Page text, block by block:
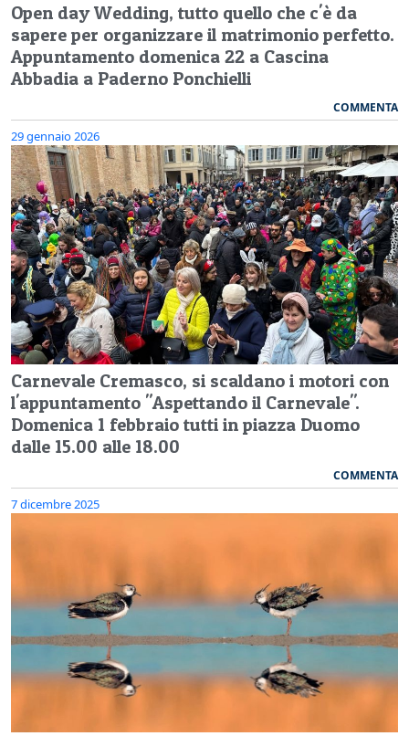
Open day Wedding, tutto quello che c'è da
sapere per organizzare il matrimonio perfetto.
Appuntamento domenica 22 a Cascina
Abbadia a Paderno Ponchielli
COMMENTA
29 gennaio 2026
Carnevale Cremasco, si scaldano i motori con
l'appuntamento "Aspettando il Carnevale".
Domenica 1 febbraio tutti in piazza Duomo
dalle 15.00 alle 18.00
COMMENTA
7 dicembre 2025